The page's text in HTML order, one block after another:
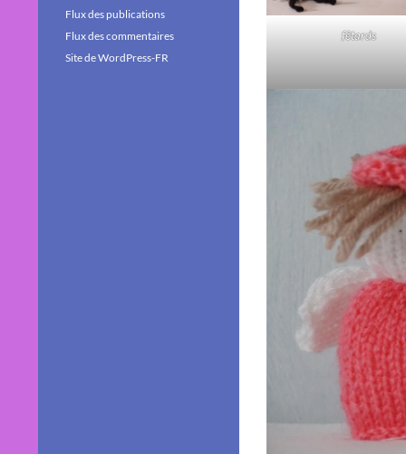
fêtards
Flux des publications
Flux des commentaires
Site de WordPress-FR